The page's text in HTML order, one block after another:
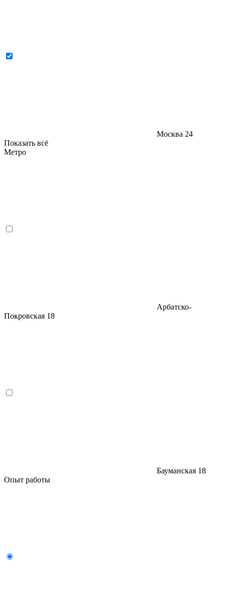
Москва 24
Показать всё
Метро
Арбатско-
Покровская 18
Бауманская 18
Опыт работы